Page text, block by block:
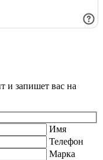
и запишет вас на
Имя
Телефон
Марка